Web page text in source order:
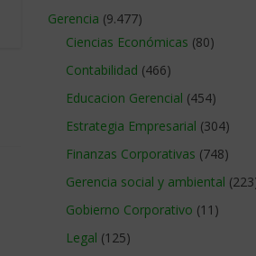
Gerencia (9.477)
Ciencias Económicas (80)
Contabilidad (466)
Educacion Gerencial (454)
Estrategia Empresarial (304)
Finanzas Corporativas (748)
Gerencia social y ambiental
Gobierno Corporativo (11)
Legal (125)